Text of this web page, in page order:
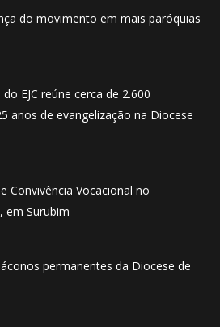
do movimento em mais paróquias
EJC reúne cerca de 2.600
anos de evangelização na Diocese
Convivência Vocacional no
em Surubim
permanentes da Diocese de